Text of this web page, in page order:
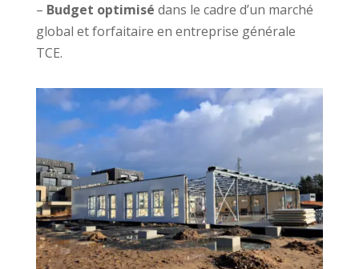
– Budget optimisé dans le cadre d’un marché
global et forfaitaire en entreprise générale
TCE.